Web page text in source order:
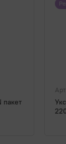
пакет